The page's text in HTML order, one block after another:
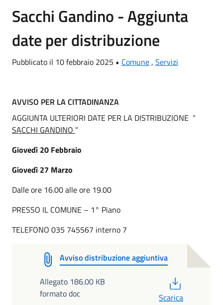
Sacchi Gandino - Aggiunta
date per distribuzione
Pubblicato il 10 febbraio 2025 • Comune, Servizi
AVVISO PER LA CITTADINANZA
AGGIUNTA ULTERIORI DATE PER LA DISTRIBUZIONE “
SACCHI GANDINO ”
Giovedì 20 Febbraio
Giovedì 27 Marzo
Dalle ore 16.00 alle ore 19.00
PRESSO IL COMUNE – 1° Piano
TELEFONO 035 745567 interno 7
Avviso distribuzione aggiuntiva
Allegato 186.00 KB
formato doc
Scarica